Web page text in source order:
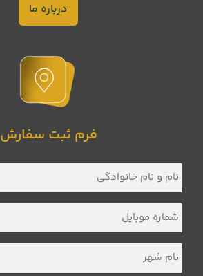
درباره ما
فرم ثبت سفارش
نام
و
نام
خانوادگی
*
شماره
موبایل *
نام
شهر *